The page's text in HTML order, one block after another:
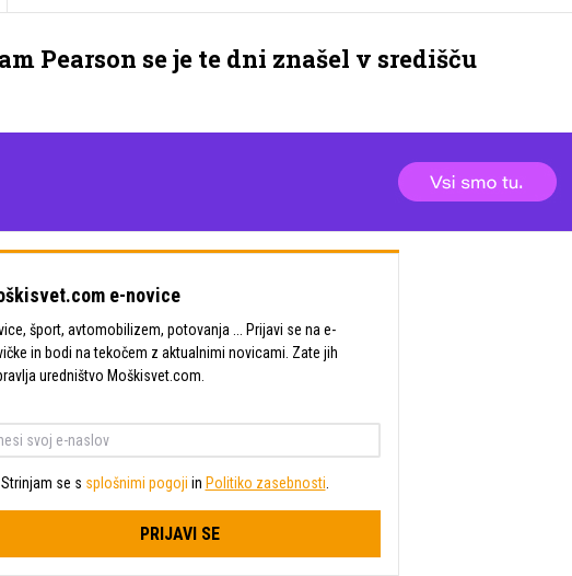
Pearson se je te dni znašel v središču
e-novice
šport, avtomobilizem, potovanja ... Prijavi se na e-
in bodi na tekočem z aktualnimi novicami. Zate jih
uredništvo Moškisvet.com.
Strinjam se s splošnimi pogoji in Politiko zasebnosti
PRIJAVI SE